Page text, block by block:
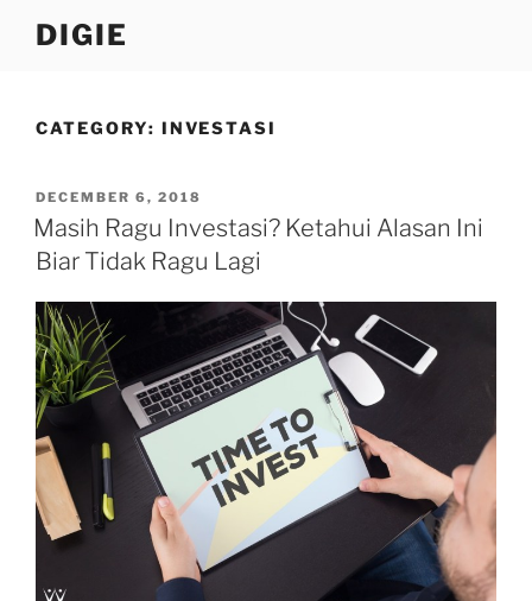
DIGIE
CATEGORY: INVESTASI
POSTED
ON
DECEMBER 6, 2018
Masih Ragu Investasi? Ketahui Alasan Ini
Biar Tidak Ragu Lagi